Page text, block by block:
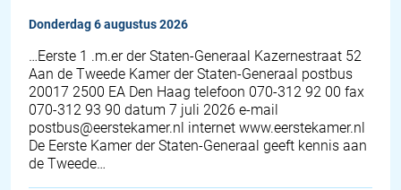
donderdag 6 augustus 2026
…Eerste 1 .m.er der Staten-Generaal Kazernestraat 52
Aan de Tweede Kamer der Staten-Generaal postbus
20017 2500 EA Den Haag telefoon 070-312 92 00 fax
070-312 93 90 datum 7 juli 2026 e-mail
postbus@eerstekamer.nl internet www.eerstekamer.nl
De Eerste Kamer der Staten-Generaal geeft kennis aan
de Tweede…